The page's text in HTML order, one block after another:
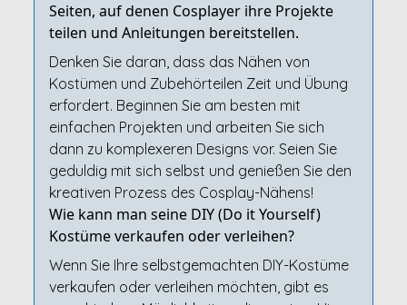
Seiten, auf denen Cosplayer ihre Projekte
teilen und Anleitungen bereitstellen.
Denken Sie daran, dass das Nähen von
Kostümen und Zubehörteilen Zeit und Übung
erfordert. Beginnen Sie am besten mit
einfachen Projekten und arbeiten Sie sich
dann zu komplexeren Designs vor. Seien Sie
geduldig mit sich selbst und genießen Sie den
kreativen Prozess des Cosplay-Nähens!
Wie kann man seine DIY (Do it Yourself)
Kostüme verkaufen oder verleihen?
Wenn Sie Ihre selbstgemachten DIY-Kostüme
verkaufen oder verleihen möchten, gibt es